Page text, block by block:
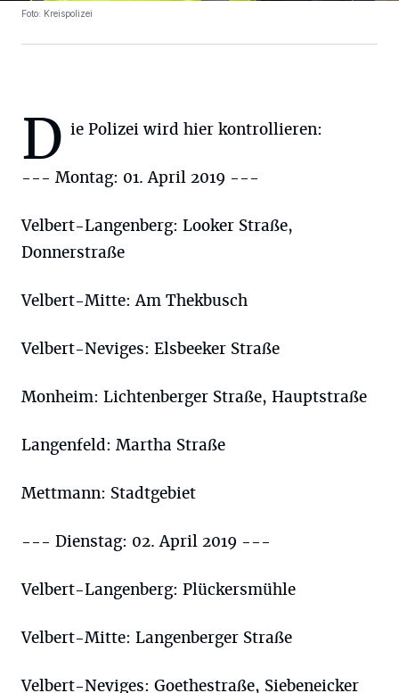
Foto: Kreispolizei
D ie Polizei wird hier kontrollieren:
--- Montag: 01. April 2019 ---
Velbert-Langenberg: Looker Straße,
Donnerstraße
Velbert-Mitte: Am Thekbusch
Velbert-Neviges: Elsbeeker Straße
Monheim: Lichtenberger Straße, Hauptstraße
Langenfeld: Martha Straße
Mettmann: Stadtgebiet
--- Dienstag: 02. April 2019 ---
Velbert-Langenberg: Plückersmühle
Velbert-Mitte: Langenberger Straße
Velbert-Neviges: Goethestraße, Siebeneicker